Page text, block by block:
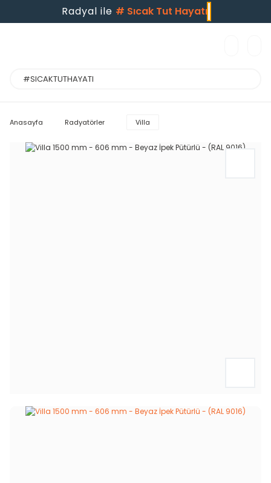
Radyal ile # Sıcak Tut Hayatı
Anasayfa Radyatörler Villa